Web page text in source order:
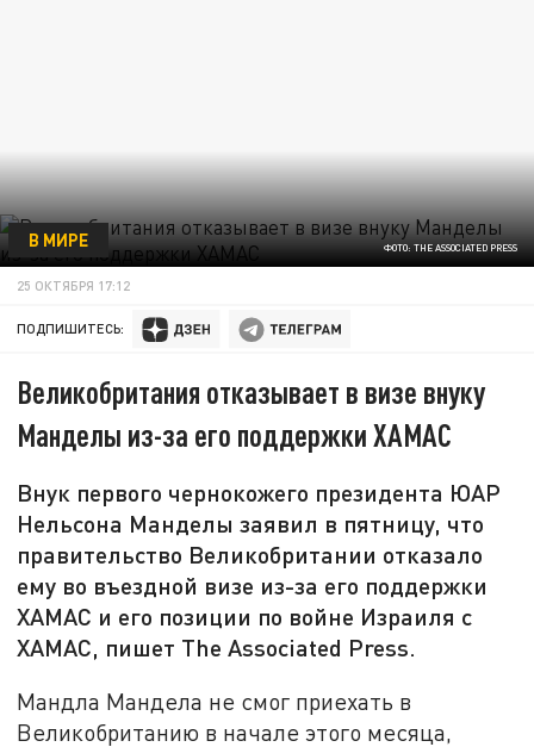
ФОТО: THE ASSOCIATED PRESS
В МИРЕ
25 ОКТЯБРЯ 17:12
ПОДПИШИТЕСЬ:
Великобритания отказывает в визе внуку
Манделы из-за его поддержки ХАМАС
Внук первого чернокожего президента ЮАР
Нельсона Манделы заявил в пятницу, что
правительство Великобритании отказало
ему во въездной визе из-за его поддержки
ХАМАС и его позиции по войне Израиля с
ХАМАС, пишет The Associated Press.
Мандла Мандела не смог приехать в
Великобританию в начале этого месяца,